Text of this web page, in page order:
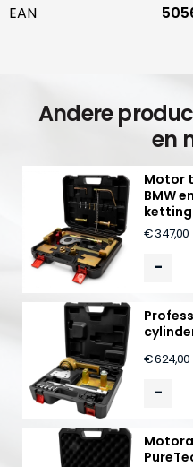
EAN
Andere
en
Motor
BMW
€ 347,00
-
€ 624,00
-